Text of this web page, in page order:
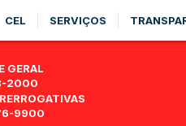
CEL SERVIÇOS
GERAL
2000
9900